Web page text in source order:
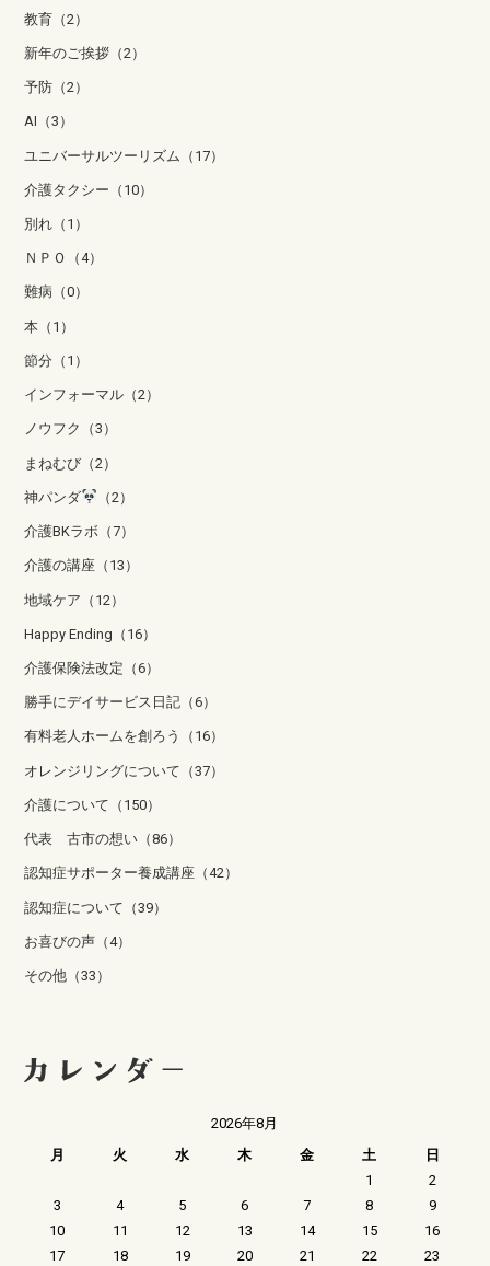
教育（2）
新年のご挨拶（2）
予防（2）
AI（3）
ユニバーサルツーリズム（17）
介護タクシー（10）
別れ（1）
ＮＰＯ（4）
難病（0）
本（1）
節分（1）
インフォーマル（2）
ノウフク（3）
まねむび（2）
神パンダ （2）
介護BKラボ（7）
介護の講座（13）
地域ケア（12）
Happy Ending（16）
介護保険法改定（6）
勝手にデイサービス日記（6）
有料老人ホームを創ろう（16）
オレンジリングについて（37）
介護について（150）
代表 古市の想い（86）
認知症サポーター養成講座（42）
認知症について（39）
お喜びの声（4）
その他（33）
2026年8月
月
火 水 木 金 土
日
1
2
3
4 5 6 7 8
9
10
11 12 13 14 15
16
17
18 19 20 21 22
23